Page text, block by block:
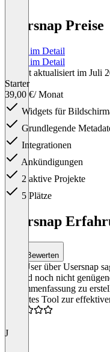
Usersnap Preise
Preise im Detail
Preise im Detail
Zuletzt aktualisiert im Juli
Starter
39,00 €/ Monat
Widgets für
Grundlegende
Integrationen
Ankündigungen
2 aktive Projekte
5 Plätze
Usersnap
Bewerten
Was User über Usersnap
Es sind noch nicht
Zusammenfassung zu
“Smartes Tool zur
J